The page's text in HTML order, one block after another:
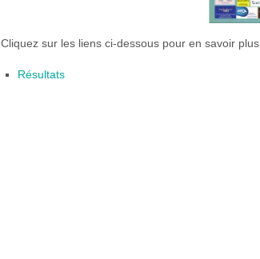
Cliquez sur les liens ci-dessous pour en savoir plus
Résultats